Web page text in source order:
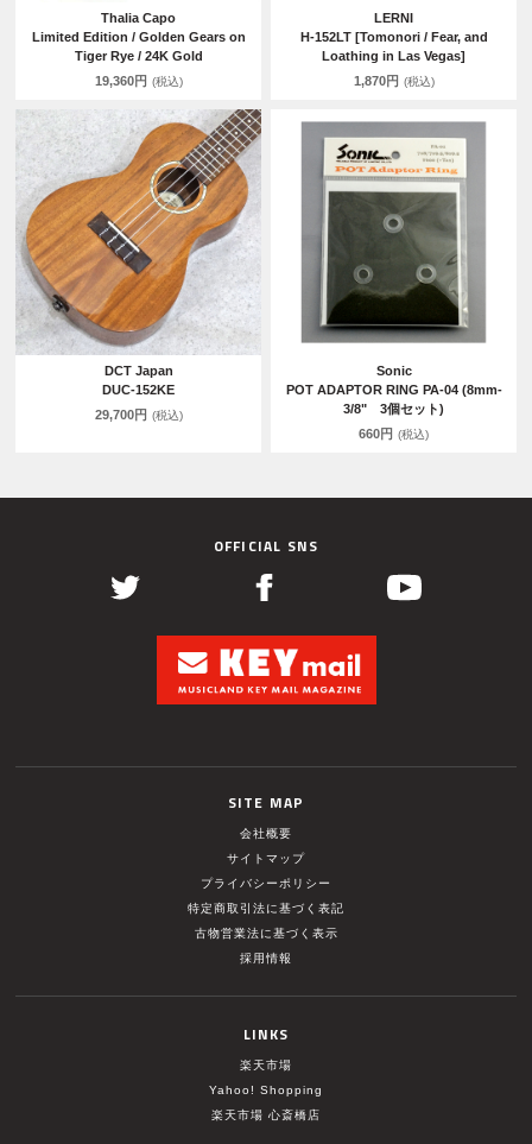
Thalia Capo
Limited Edition / Golden Gears on
Tiger Rye / 24K Gold
19,360円 (税込)
LERNI
H-152LT [Tomonori / Fear, and
Loathing in Las Vegas]
1,870円 (税込)
DCT Japan
DUC-152KE
29,700円 (税込)
Sonic
POT ADAPTOR RING PA-04 (8mm-
3/8" 3個セット)
660円 (税込)
OFFICIAL SNS
SITE MAP
会社概要
サイトマップ
プライバシーポリシー
特定商取引法に基づく表記
古物営業法に基づく表示
採用情報
LINKS
楽天市場
Yahoo! Shopping
楽天市場 心斎橋店